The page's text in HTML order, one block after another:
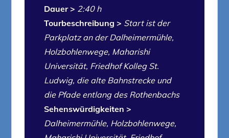
Dauer > 2:40 h
Tourbeschreibung > Start ist der
Parkplatz an derDalheimermühle,
Holzbohlenwege, Maharishi
Universität, Friedhof Kolleg St.
Ludwig, die alte Bahnstrecke und
die Pfade entlang des Rothenbachs
Sehenswürdigkeiten >
Dalheimermühle, Holzbohlenwege,